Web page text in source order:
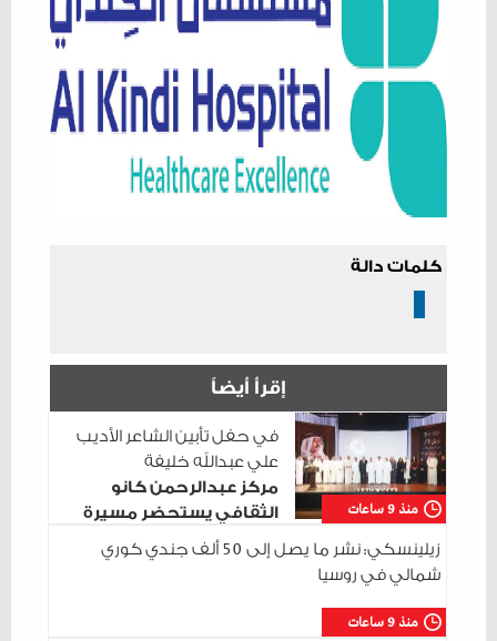
كلمات دالة
إقرأ أيضاً
منذ 9 ساعات
في حفل تأبين الشاعر الأديب
علي عبدالله خليفة
مركز عبدالرحمن كانو
الثقافي يستحضر مسيرة
الراحل وسط حضور ثقافي واسع
منذ 9 ساعات
زيلينسكي: نشر ما يصل إلى 50 ألف جندي كوري
شمالي في روسيا